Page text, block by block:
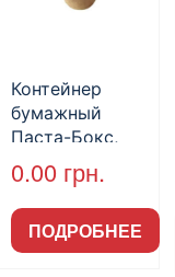
Контейнер
бумажный
Паста-Бокс,
объем, 600мл,
крафт, шт
(50шт / уп)
(арт. 15258)
0.00 грн.
ПОДРОБНЕЕ